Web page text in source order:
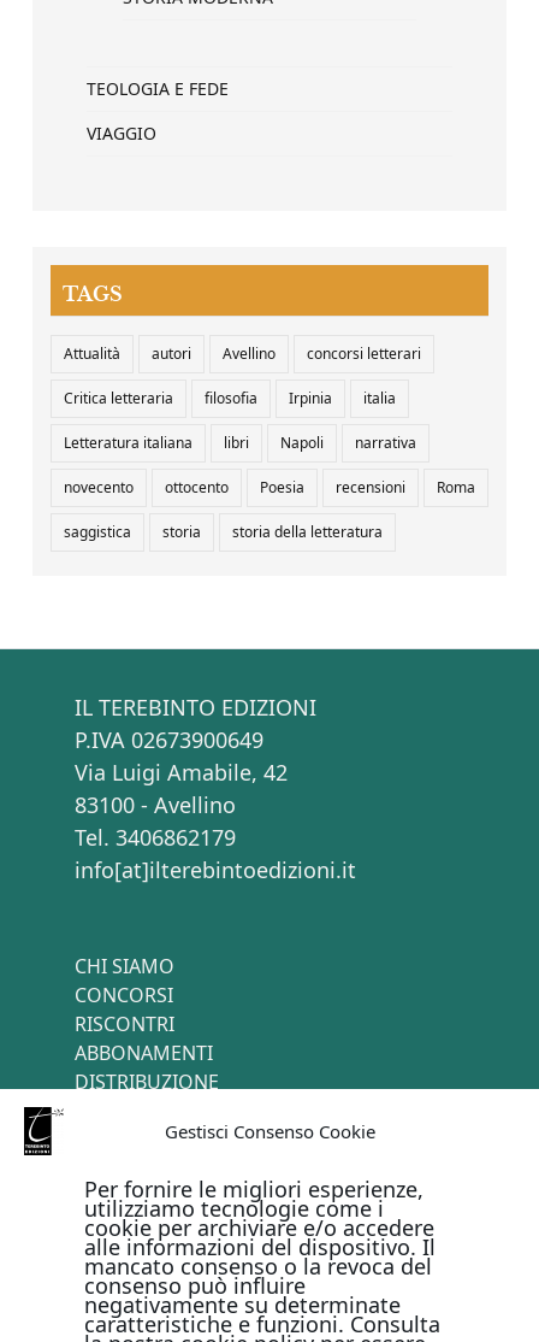
Gestisci Consenso Cookie
Per fornire le migliori esperienze,
utilizziamo tecnologie come i
cookie per archiviare e/o accedere
alle informazioni del dispositivo. Il
mancato consenso o la revoca del
consenso può influire
negativamente su determinate
caratteristiche e funzioni. Consulta
TEOLOGIA E FEDE
VIAGGIO
TAGS
Attualità autori Avellino concorsi letterari
Critica letteraria filosofia Irpinia italia
Letteratura italiana libri Napoli narrativa
novecento ottocento Poesia recensioni Roma
saggistica storia storia della letteratura
IL TEREBINTO EDIZIONI
P.IVA 02673900649
Via Luigi Amabile, 42
83100 - Avellino
Tel. 3406862179
info[at]ilterebintoedizioni.it
CHI SIAMO
CONCORSI
RISCONTRI
ABBONAMENTI
DISTRIBUZIONE
PAGAMENTI ONLINE CON